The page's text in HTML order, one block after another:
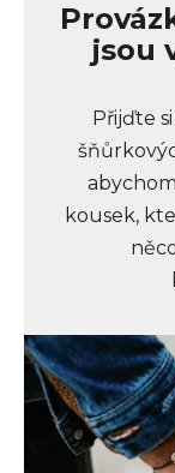
jsou
Přijďte
kousek,